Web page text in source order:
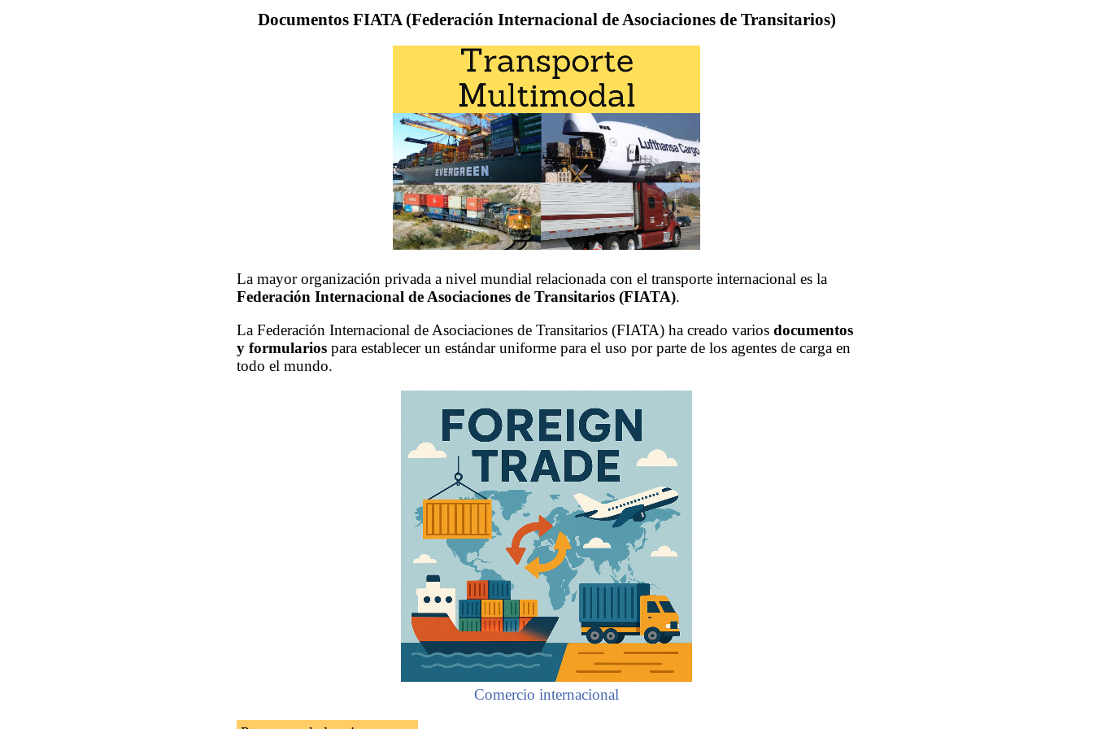
Documentos FIATA (Federación Internacional de Asociaciones de Transitarios)
La mayor organización privada a nivel mundial relacionada con el transporte internacional es la
Federación Internacional de Asociaciones de Transitarios (FIATA).
La Federación Internacional de Asociaciones de Transitarios (FIATA) ha creado varios documentos
y formularios para establecer un estándar uniforme para el uso por parte de los agentes de carga en
todo el mundo.
Comercio internacional